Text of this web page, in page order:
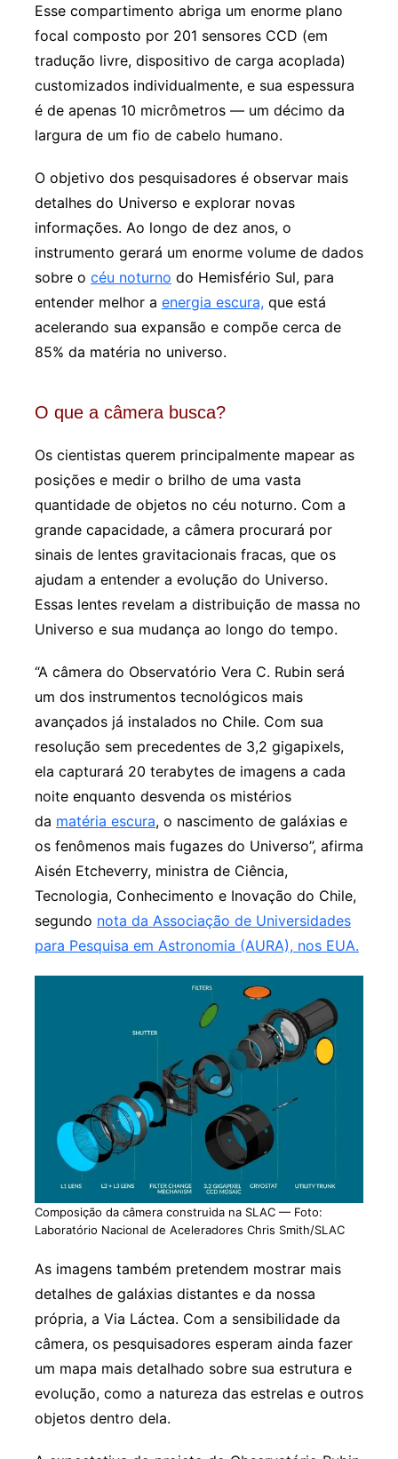
Esse compartimento abriga um enorme plano
focal composto por 201 sensores CCD (em
tradução livre, dispositivo de carga acoplada)
customizados individualmente, e sua espessura
é de apenas 10 micrômetros — um décimo da
largura de um fio de cabelo humano.
O objetivo dos pesquisadores é observar mais
detalhes do Universo e explorar novas
informações. Ao longo de dez anos, o
instrumento gerará um enorme volume de dados
sobre o céu noturno do Hemisfério Sul, para
entender melhor a energia escura,que está
acelerando sua expansão e compõe cerca de
85% da matéria no universo.
O que a câmera busca?
Os cientistas querem principalmente mapear as
posições e medir o brilho de uma vasta
quantidade de objetos no céu noturno. Com a
grande capacidade, a câmera procurará por
sinais de lentes gravitacionais fracas, que os
ajudam a entender a evolução do Universo.
Essas lentes revelam a distribuição de massa no
Universo e sua mudança ao longo do tempo.
“A câmera do Observatório Vera C. Rubin será
um dos instrumentos tecnológicos mais
avançados já instalados no Chile. Com sua
resolução sem precedentes de 3,2 gigapixels,
ela capturará 20 terabytes de imagens a cada
noite enquanto desvenda os mistérios
da matéria escura, o nascimento de galáxias e
os fenômenos mais fugazes do Universo”, afirma
Aisén Etcheverry, ministra de Ciência,
Tecnologia, Conhecimento e Inovação do Chile,
segundo nota da Associação de Universidades
para Pesquisa em Astronomia (AURA), nos EUA.
Composição da câmera construida na SLAC — Foto:
Laboratório Nacional de Aceleradores Chris Smith/SLAC
As imagens também pretendem mostrar mais
detalhes de galáxias distantes e da nossa
própria, a Via Láctea. Com a sensibilidade da
câmera, os pesquisadores esperam ainda fazer
um mapa mais detalhado sobre sua estrutura e
evolução, como a natureza das estrelas e outros
objetos dentro dela.